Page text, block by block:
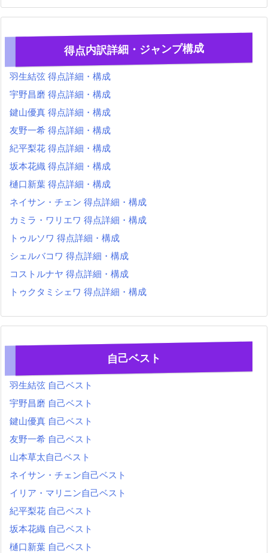
得点内訳詳細・ジャンプ構成
羽生結弦 得点詳細・構成
宇野昌磨 得点詳細・構成
鍵山優真 得点詳細・構成
友野一希 得点詳細・構成
紀平梨花 得点詳細・構成
坂本花織 得点詳細・構成
樋口新葉 得点詳細・構成
ネイサン・チェン 得点詳細・構成
カミラ・ワリエワ 得点詳細・構成
トゥルソワ 得点詳細・構成
シェルバコワ 得点詳細・構成
コストルナヤ 得点詳細・構成
トゥクタミシェワ 得点詳細・構成
自己ベスト
羽生結弦 自己ベスト
宇野昌磨 自己ベスト
鍵山優真 自己ベスト
友野一希 自己ベスト
山本草太自己ベスト
ネイサン・チェン自己ベスト
イリア・マリニン自己ベスト
紀平梨花 自己ベスト
坂本花織 自己ベスト
樋口新葉 自己ベスト